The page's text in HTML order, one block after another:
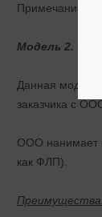
Примечание:
Модель 2.
Данная модель
заказчика с
ООО нанимает
как ФЛП).